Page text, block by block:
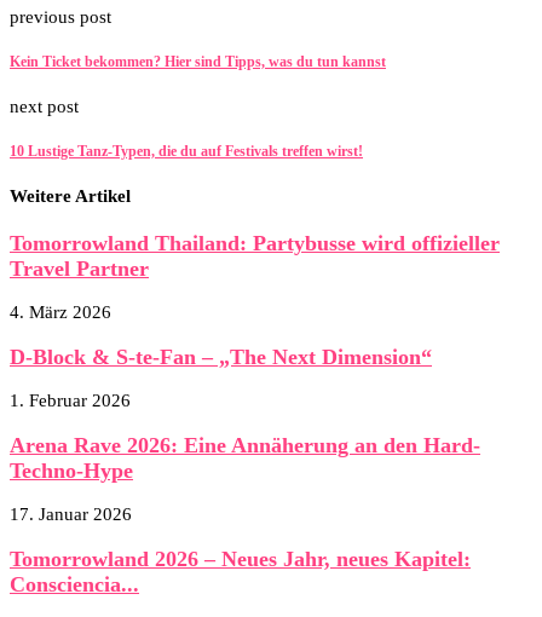
previous post
Kein Ticket bekommen? Hier sind Tipps, was du tun kannst
next post
10 Lustige Tanz-Typen, die du auf Festivals treffen wirst!
Weitere Artikel
Tomorrowland Thailand: Partybusse wird offizieller
Travel Partner
4. März 2026
D-Block & S-te-Fan – „The Next Dimension“
1. Februar 2026
Arena Rave 2026: Eine Annäherung an den Hard-
Techno-Hype
17. Januar 2026
Tomorrowland 2026 – Neues Jahr, neues Kapitel:
Consciencia...